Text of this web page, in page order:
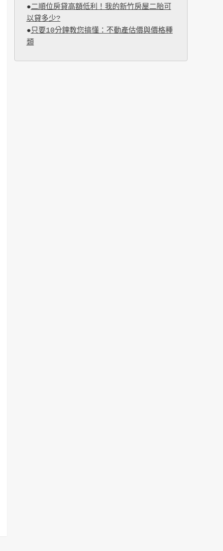
●二順位房貸高額低利！我的新竹房屋二胎可
以貸多少?
●只要10分鐘教您搞懂：不動產估價與價格種
類